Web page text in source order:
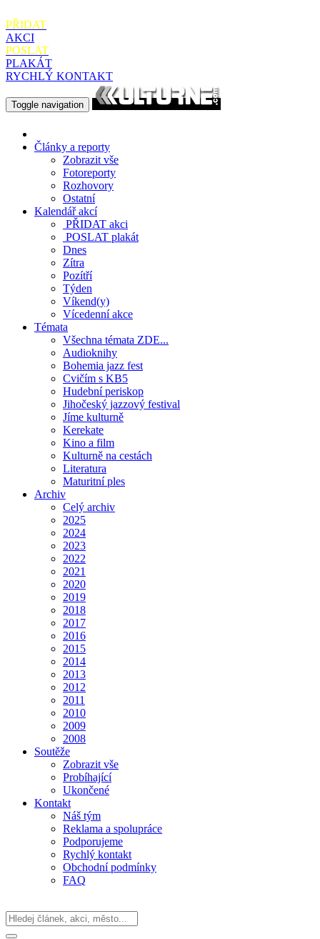
PŘIDAT
AKCI
POSLAT
PLAKÁT
RYCHLÝ KONTAKT
Toggle navigation
Články a reporty
Zobrazit vše
Fotoreporty
Rozhovory
Ostatní
Kalendář akcí
PŘIDAT akci
POSLAT plakát
Dnes
Zítra
Pozítří
Týden
Víkend(y)
Vícedenní akce
Témata
Všechna témata ZDE...
Audioknihy
Bohemia jazz fest
Cvičím s KB5
Hudební periskop
Jihočeský jazzový festival
Jíme kulturně
Kerekate
Kino a film
Kulturně na cestách
Literatura
Maturitní ples
Archiv
Celý archiv
2025
2024
2023
2022
2021
2020
2019
2018
2017
2016
2015
2014
2013
2012
2011
2010
2009
2008
Soutěže
Zobrazit vše
Probíhající
Ukončené
Kontakt
Náš tým
Reklama a spolupráce
Podporujeme
Rychlý kontakt
Obchodní podmínky
FAQ